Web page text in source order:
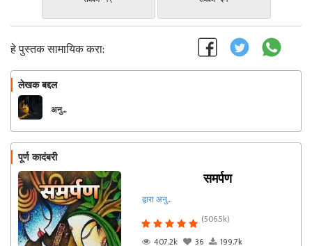
हे पुस्तक सामायिक करा:
लेखक बद्दल
अनु...
पूर्ण कादंबरी
समर्पण
द्वारा अनु...
(506.5k)
407.2k
36 199.7k